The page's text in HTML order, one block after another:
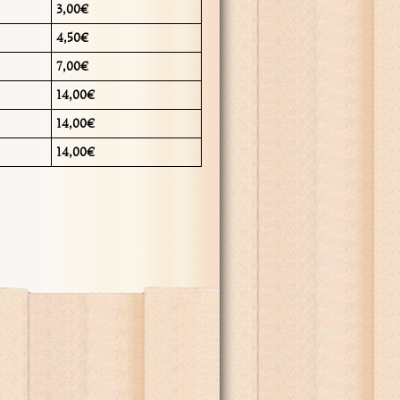
3,00€
4,50€
7,00€
14,00€
14,00€
14,00€